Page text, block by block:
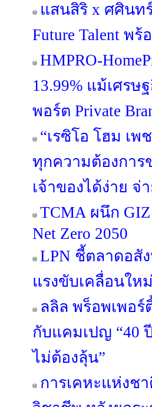
แสนสิริ x ศศินท
Future Talent พ
HMPRO-
13.99% แม้เศร
พอร์ต Private
“เรซิโอ โฮม เ
ทุกความต้องการ
เจ้าของได้ง่าย จ่
TCMA ผนึก
Net Zero 2050
LPN ชี้ตลาดอสั
แรงขับเคลื่อนใหม่
ลลิล พร็อพเพอ
กับแคมเปญ “40
ไม่ต้องลุ้น”
การเคหะแห่งช